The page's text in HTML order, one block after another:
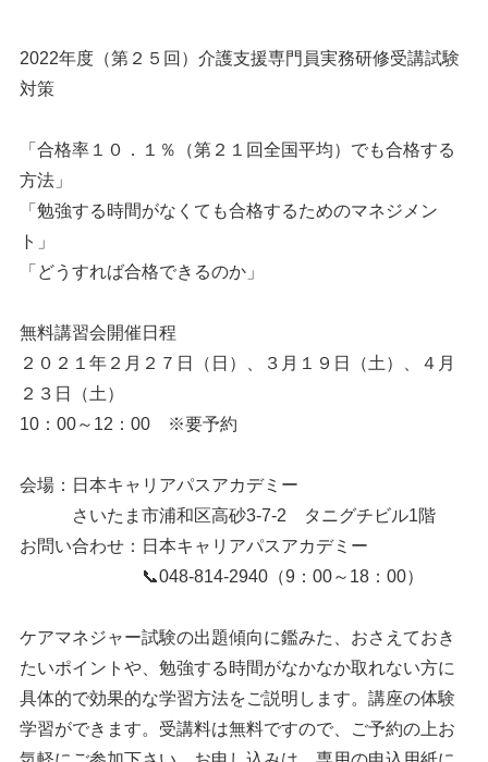
2022年度（第２５回）介護支援専門員実務研修受講試験
対策
「合格率１０．１％（第２１回全国平均）でも合格する
方法」
「勉強する時間がなくても合格するためのマネジメン
ト」
「どうすれば合格できるのか」
無料講習会開催日程
２０２１年２月２７日（日）、３月１９日（土）、４月
２３日（土）
10：00～12：00 ※要予約
会場：日本キャリアパスアカデミー
さいたま市浦和区高砂3-7-2 タニグチビル1階
お問い合わせ：日本キャリアパスアカデミー
📞048-814-2940（9：00～18：00）
ケアマネジャー試験の出題傾向に鑑みた、おさえておき
たいポイントや、勉強する時間がなかなか取れない方に
具体的で効果的な学習方法をご説明します。講座の体験
学習ができます。受講料は無料ですので、ご予約の上お